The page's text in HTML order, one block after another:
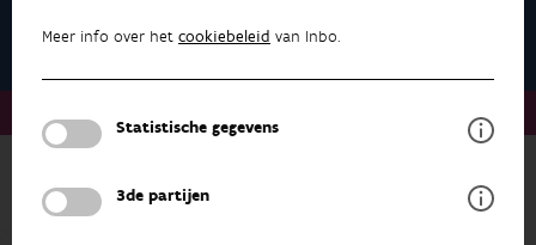
Meer info over het cookiebeleid van Inbo.
Statistische gegevens
3de partijen
Faunabeheer
Faunabeheer